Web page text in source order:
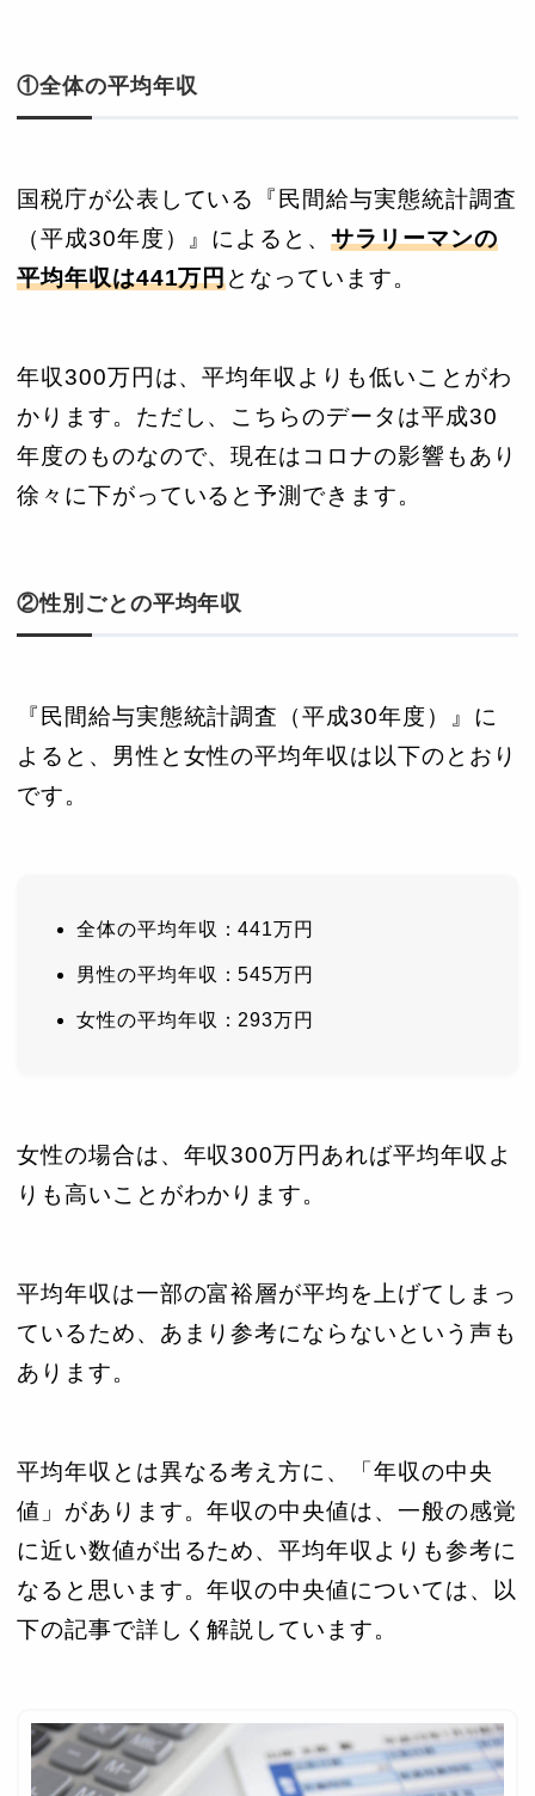
①全体の平均年収
国税庁が公表している『民間給与実態統計調査
（平成30年度）』によると、サラリーマンの
平均年収は441万円となっています。
年収300万円は、平均年収よりも低いことがわ
かります。ただし、こちらのデータは平成30
年度のものなので、現在はコロナの影響もあり
徐々に下がっていると予測できます。
②性別ごとの平均年収
『民間給与実態統計調査（平成30年度）』に
よると、男性と女性の平均年収は以下のとおり
です。
全体の平均年収：441万円
男性の平均年収：545万円
女性の平均年収：293万円
女性の場合は、年収300万円あれば平均年収よ
りも高いことがわかります。
平均年収は一部の富裕層が平均を上げてしまっ
ているため、あまり参考にならないという声も
あります。
平均年収とは異なる考え方に、「年収の中央
値」があります。年収の中央値は、一般の感覚
に近い数値が出るため、平均年収よりも参考に
なると思います。年収の中央値については、以
下の記事で詳しく解説しています。